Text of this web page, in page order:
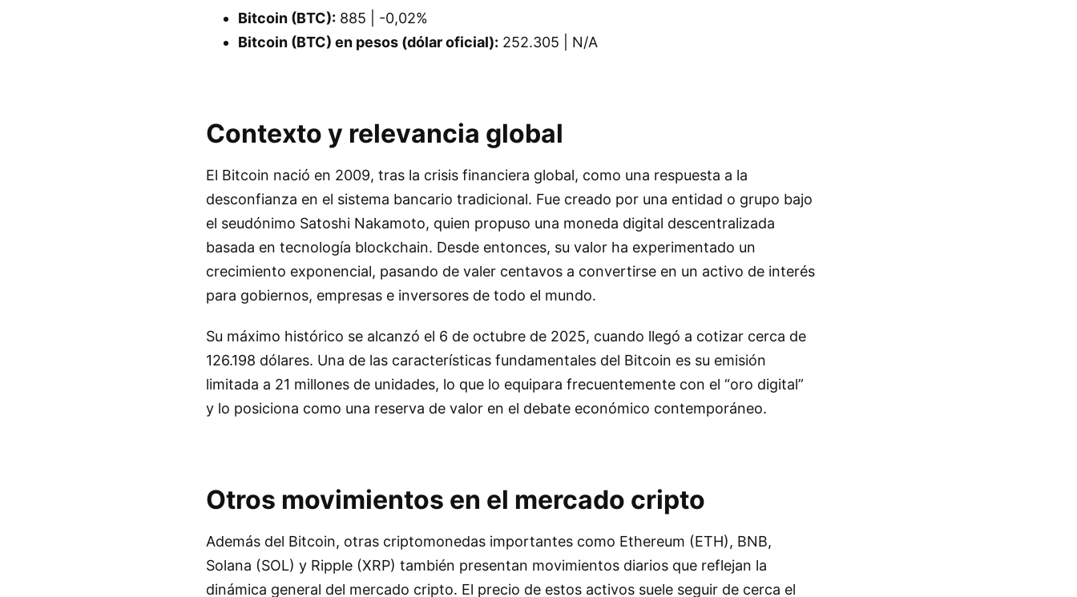
Bitcoin (BTC): 885 | -0,02%
Bitcoin (BTC) en pesos (dólar oficial): 252.305 | N/A
Contexto y relevancia global
El Bitcoin nació en 2009, tras la crisis financiera global, como una respuesta a la
desconfianza en el sistema bancario tradicional. Fue creado por una entidad o grupo bajo
el seudónimo Satoshi Nakamoto, quien propuso una moneda digital descentralizada
basada en tecnología blockchain. Desde entonces, su valor ha experimentado un
crecimiento exponencial, pasando de valer centavos a convertirse en un activo de interés
para gobiernos, empresas e inversores de todo el mundo.
Su máximo histórico se alcanzó el 6 de octubre de 2025, cuando llegó a cotizar cerca de
126.198 dólares. Una de las características fundamentales del Bitcoin es su emisión
limitada a 21 millones de unidades, lo que lo equipara frecuentemente con el “oro digital”
y lo posiciona como una reserva de valor en el debate económico contemporáneo.
Otros movimientos en el mercado cripto
Además del Bitcoin, otras criptomonedas importantes como Ethereum (ETH), BNB,
Solana (SOL) y Ripple (XRP) también presentan movimientos diarios que reflejan la
dinámica general del mercado cripto. El precio de estos activos suele seguir de cerca el